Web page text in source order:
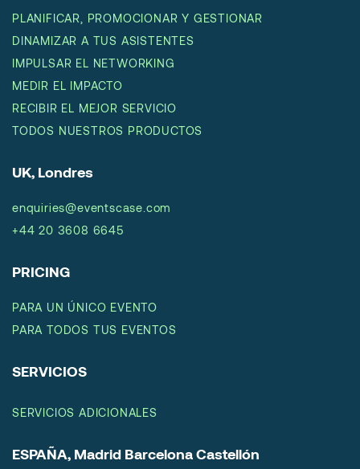
PLANIFICAR, PROMOCIONAR Y GESTIONAR
DINAMIZAR A TUS ASISTENTES
IMPULSAR EL NETWORKING
MEDIR EL IMPACTO
RECIBIR EL MEJOR SERVICIO
TODOS NUESTROS PRODUCTOS
UK, Londres
enquiries@eventscase.com
+44 20 3608 6645
PRICING
PARA UN ÚNICO EVENTO
PARA TODOS TUS EVENTOS
SERVICIOS
SERVICIOS ADICIONALES
ESPAÑA, Madrid Barcelona Castellón